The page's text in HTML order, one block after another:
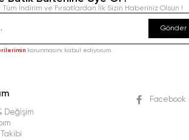
İndirim ve Fırsatlardan İlk Sizin Haberiniz Olsun !
Gönder
korunmasını kabul ediyorum.
Değişim
Facebook